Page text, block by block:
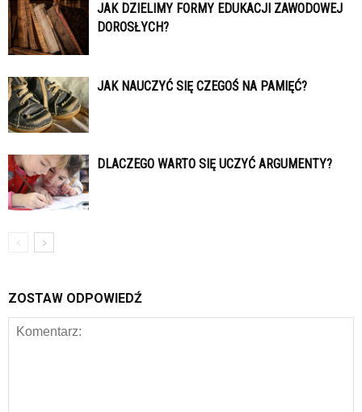
JAK DZIELIMY FORMY EDUKACJI ZAWODOWEJ
DOROSŁYCH?
JAK NAUCZYĆ SIĘ CZEGOŚ NA PAMIĘĆ?
DLACZEGO WARTO SIĘ UCZYĆ ARGUMENTY?
ZOSTAW ODPOWIEDŹ